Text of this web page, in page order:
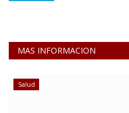
MAS INFORMACION
Salud